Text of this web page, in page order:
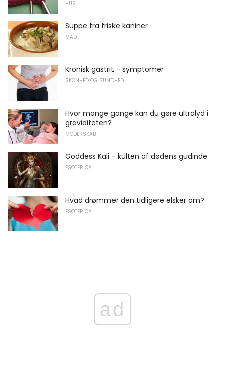
HUS
Suppe fra friske kaniner
MAD
Kronisk gastrit - symptomer
SKØNHED OG SUNDHED
Hvor mange gange kan du gøre ultralyd i
graviditeten?
MODERSKAB
Goddess Kali - kulten af ​​dødens gudinde
ESOTERICA
Hvad drømmer den tidligere elsker om?
ESOTERICA
ad